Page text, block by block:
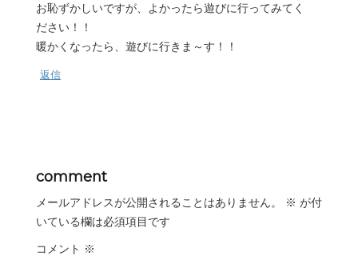
お恥ずかしいですが、よかったら遊びに行ってみてく
ださい！！
暖かくなったら、遊びに行きま～す！！
返信
comment
メールアドレスが公開されることはありません。 ※ が付
いている欄は必須項目です
コメント ※